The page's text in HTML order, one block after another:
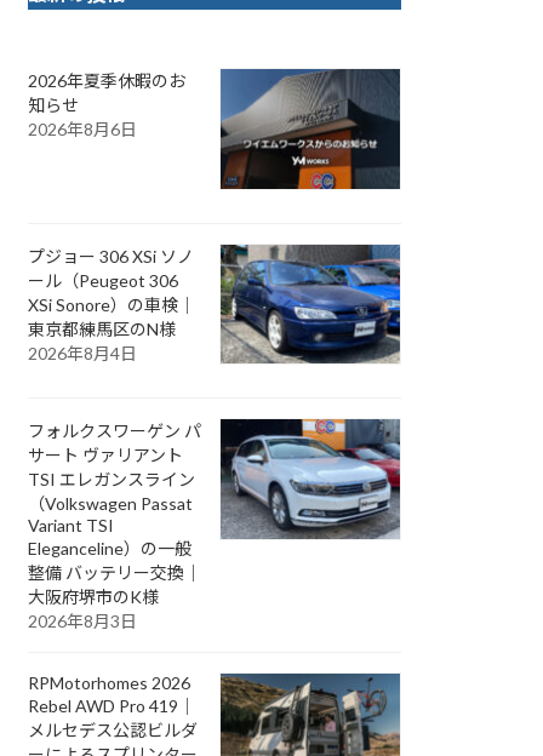
2026年夏季休暇のお
知らせ
2026年8月6日
プジョー 306 XSi ソノ
ール（Peugeot 306
XSi Sonore）の車検｜
東京都練馬区のN様
2026年8月4日
フォルクスワーゲン パ
サート ヴァリアント
TSI エレガンスライン
（Volkswagen Passat
Variant TSI
Eleganceline）の一般
整備 バッテリー交換｜
大阪府堺市のK様
2026年8月3日
RPMotorhomes 2026
Rebel AWD Pro 419｜
メルセデス公認ビルダ